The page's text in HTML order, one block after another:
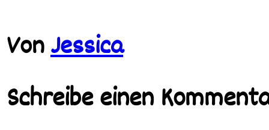
VonJessica
Schreibe einen